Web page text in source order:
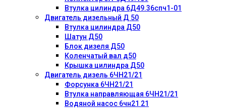
Втулка цилиндра 6Д49.36спч1-01
Двигатель дизельный Д 50
Втулка цилиндра Д50
Шатун Д50
Блок дизеля Д50
Коленчатый вал д50
Крышка цилиндра Д50
Двигатель дизель 6ЧН21/21
Форсунка 6ЧН21/21
Втулка направляющая 6ЧН21/21
Водяной насос 6чн21 21